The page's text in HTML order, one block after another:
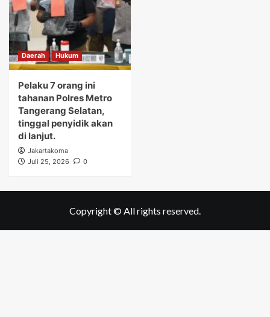
Daerah Hukum
Pelaku 7 orang ini
tahanan Polres Metro
Tangerang Selatan,
tinggal penyidik akan
di lanjut.
Jakartakoma
Juli 25, 2026
0
Copyright © All rights reserved.